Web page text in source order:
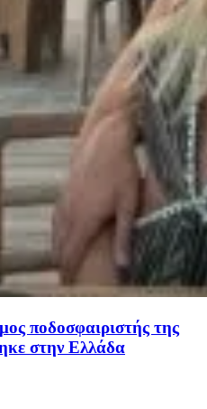
ποδοσφαιριστής της
στην Ελλάδα